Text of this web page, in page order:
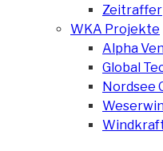
Zeitraffer
WKA Projekte
Alpha
Global
Nordsee